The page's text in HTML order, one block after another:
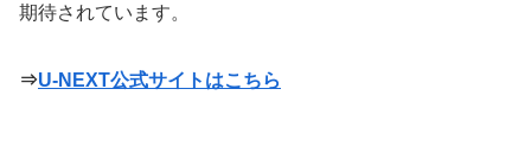
期待されています。
⇒U-NEXT公式サイトはこちら